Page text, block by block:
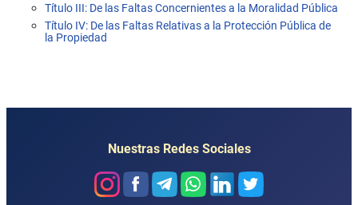
Título III: De las Faltas Concernientes a la Moralidad Pública
Título IV: De las Faltas Relativas a la Protección Pública de
la Propiedad
Nuestras Redes Sociales